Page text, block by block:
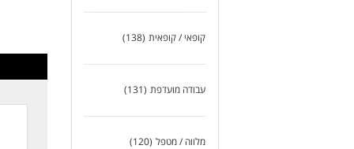
קופאי / קופאית (138)
עבודה מועדפת (131)
מלווה / מטפל (120)